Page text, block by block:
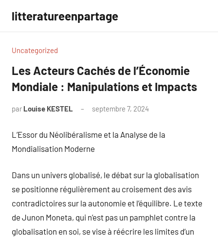
contenu
litteratureenpartage
Uncategorized
Les Acteurs Cachés de l’Économie
Mondiale : Manipulations et Impacts
par Louise KESTEL septembre 7, 2024
L’Essor du Néolibéralisme et la Analyse de la
Mondialisation Moderne
Dans un univers globalisé, le débat sur la globalisation
se positionne régulièrement au croisement des avis
contradictoires sur la autonomie et l’équilibre. Le texte
de Junon Moneta, qui n’est pas un pamphlet contre la
globalisation en soi, se vise à réécrire les limites d’un